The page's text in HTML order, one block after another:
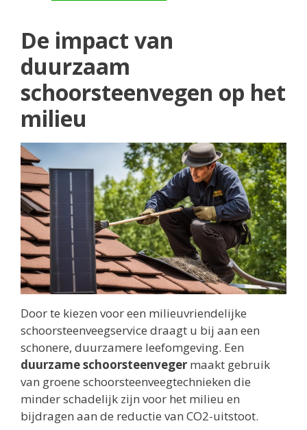
De impact van
duurzaam
schoorsteenvegen op het
milieu
Door te kiezen voor een milieuvriendelijke
schoorsteenveegservice draagt u bij aan een
schonere, duurzamere leefomgeving. Een
duurzame schoorsteenveger maakt gebruik
van groene schoorsteenveegtechnieken die
minder schadelijk zijn voor het milieu en
bijdragen aan de reductie van CO2-uitstoot.